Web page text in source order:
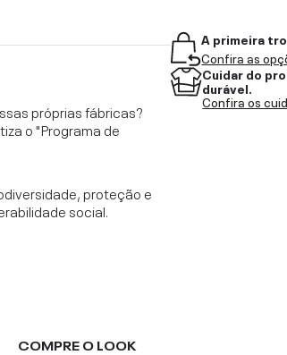
próprias fábricas?
o "Programa de
proteção e
social.
COMPRE O LOOK
A primeira
Confira as
Cuidar do
durável.
Confira os